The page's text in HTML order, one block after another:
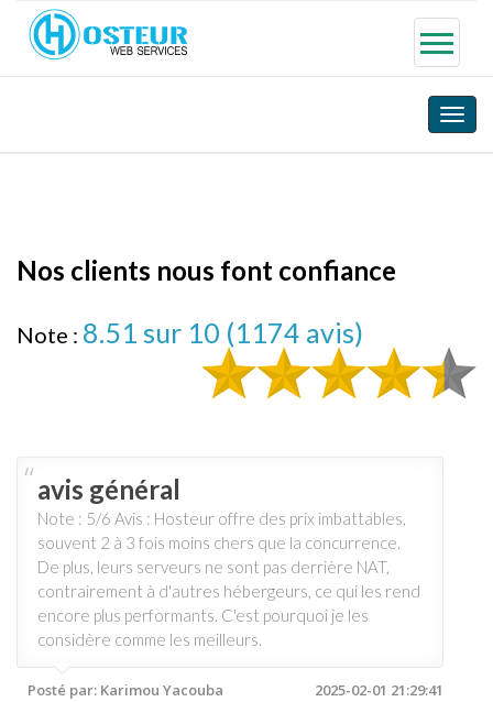
Toggle
Nos clients nous font confiance
Note : 8.51 sur 10 (1174 avis)
avis général
Note : 5/6 Avis : Hosteur offre des prix imbattables,
souvent 2 à 3 fois moins chers que la concurrence.
De plus, leurs serveurs ne sont pas derrière NAT,
contrairement à d'autres hébergeurs, ce qui les rend
encore plus performants. C'est pourquoi je les
considère comme les meilleurs.
Posté par: Karimou Yacouba 2025-02-01 21:29:41